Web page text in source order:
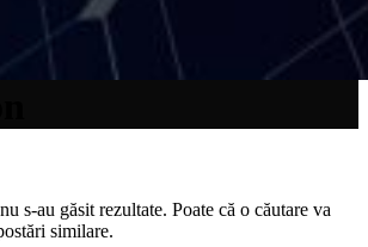
s-au găsit rezultate. Poate că o căutare va
similare.